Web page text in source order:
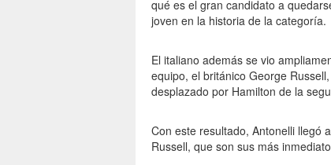
qué es el gran candidato a
joven en la historia de la categoría.
El italiano además se vio
equipo, el británico George
desplazado por Hamilton de la
Con este resultado, Antonelli llegó
Russell, que son sus más